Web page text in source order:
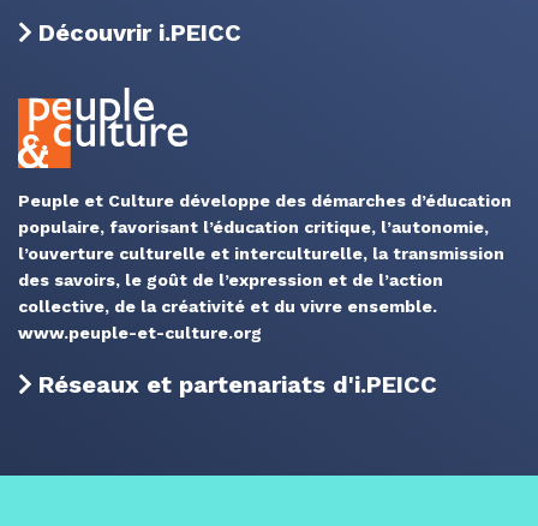
Découvrir i.PEICC
Peuple et Culture développe des démarches d’éducation
populaire, favorisant l’éducation critique, l’autonomie,
l’ouverture culturelle et interculturelle, la transmission
des savoirs, le goût de l’expression et de l’action
collective, de la créativité et du vivre ensemble.
www.peuple-et-culture.org
Réseaux et partenariats d'i.PEICC